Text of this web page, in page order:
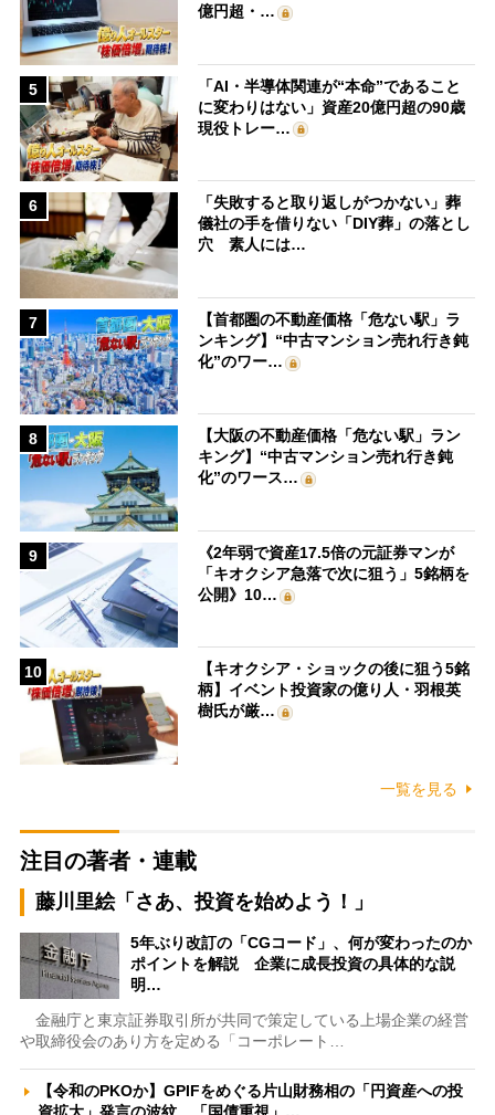
億円超・…
5
「AI・半導体関連が“本命”であること
に変わりはない」資産20億円超の90歳
現役トレー…
6
「失敗すると取り返しがつかない」葬
儀社の手を借りない「DIY葬」の落とし
穴 素人には…
7
【首都圏の不動産価格「危ない駅」ラ
ンキング】“中古マンション売れ行き鈍
化”のワー…
8
【大阪の不動産価格「危ない駅」ラン
キング】“中古マンション売れ行き鈍
化”のワース…
9
《2年弱で資産17.5倍の元証券マンが
「キオクシア急落で次に狙う」5銘柄を
公開》10…
10
【キオクシア・ショックの後に狙う5銘
柄】イベント投資家の億り人・羽根英
樹氏が厳…
一覧を見る
注目の著者・連載
藤川里絵「さあ、投資を始めよう！」
5年ぶり改訂の「CGコード」、何が変わったのか
ポイントを解説 企業に成長投資の具体的な説
明…
金融庁と東京証券取引所が共同で策定している上場企業の経営
や取締役会のあり方を定める「コーポレート…
【令和のPKOか】GPIFをめぐる片山財務相の「円資産への投